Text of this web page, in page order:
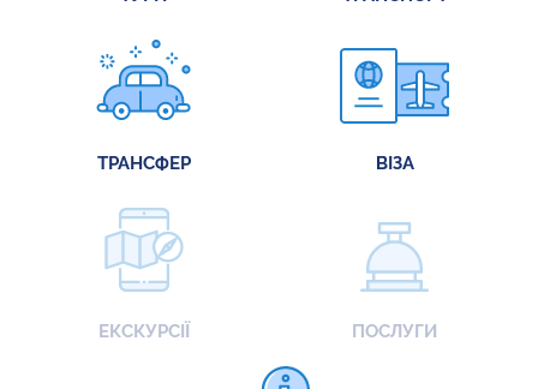
ТРАНСФЕР ВІЗА
ЕКСКУРСІЇ ПОСЛУГИ